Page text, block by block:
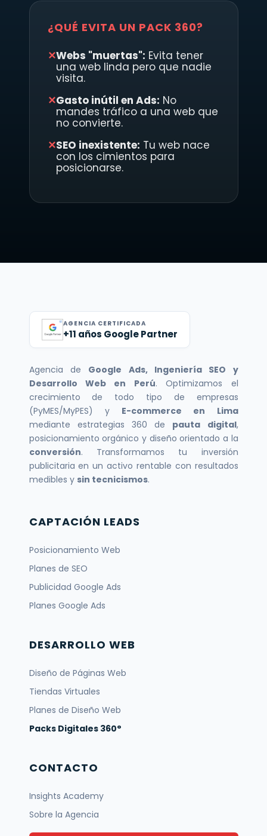
¿QUÉ EVITA UN PACK 360?
✕Webs "muertas": Evita tener
una web linda pero que nadie
visita.
✕Gasto inútil en Ads: No
mandes tráfico a una web que
no convierte.
✕SEO inexistente: Tu web nace
con los cimientos para
posicionarse.
AGENCIA CERTIFICADA
+11 años Google Partner
Agencia de Google Ads, Ingeniería SEO y
Desarrollo Web en Perú. Optimizamos el
crecimiento de todo tipo de empresas
(PyMES/MyPES) y E-commerce en Lima
mediante estrategias 360 de pauta digital,
posicionamiento orgánico y diseño orientado a la
conversión. Transformamos tu inversión
publicitaria en un activo rentable con resultados
medibles y sin tecnicismos.
CAPTACIÓN LEADS
Posicionamiento Web
Planes de SEO
Publicidad Google Ads
Planes Google Ads
DESARROLLO WEB
Diseño de Páginas Web
Tiendas Virtuales
Planes de Diseño Web
Packs Digitales 360°
CONTACTO
Insights Academy
Sobre la Agencia